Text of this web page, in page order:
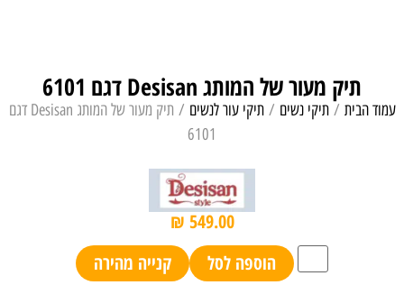
תיק מעור של המותג Desisan דגם 6101
עמוד הבית /תיקי נשים /תיקי עור לנשים
/ תיק מעור של המותג Desisan דגם
6101
₪ 549.00
הוספה לסל
קנייה מהירה